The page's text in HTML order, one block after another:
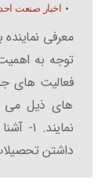
اخبار صنعت
معرفی
توجه به
فعالیت های
های ذیل می
داشتن تحصیلات